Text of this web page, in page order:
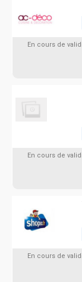
En cours de
En cours de
En cours de